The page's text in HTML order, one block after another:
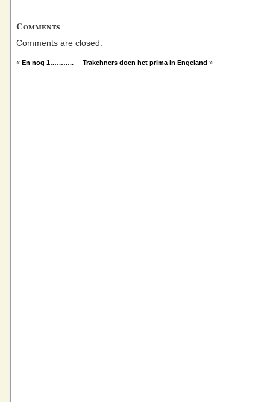
Comments
Comments are closed.
« En nog 1……….. Trakehners doen het prima in Engeland »